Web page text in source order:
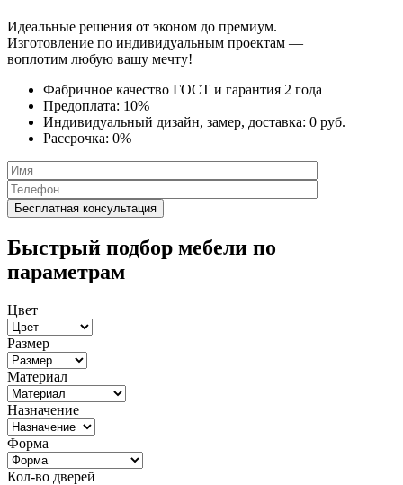
Идеальные решения от эконом до премиум.
Изготовление по индивидуальным проектам —
воплотим любую вашу мечту!
Фабричное качество ГОСТ и гарантия 2 года
Предоплата: 10%
Индивидуальный дизайн, замер, доставка: 0 руб.
Рассрочка: 0%
Быстрый подбор мебели по
параметрам
Цвет
Размер
Материал
Назначение
Форма
Кол-во дверей